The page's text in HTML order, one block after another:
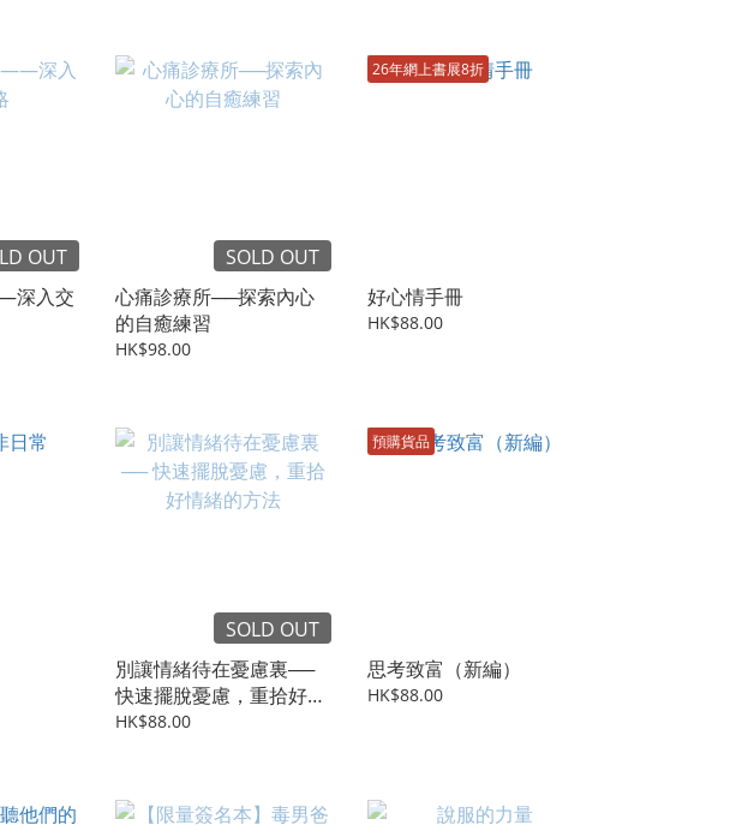
OUT
深入交
SOLD OUT
心痛診療所──探索內心
的自癒練習
HK$98.00
26年網上書展8折
好心情手冊
HK$88.00
SOLD OUT
別讓情緒待在憂慮裏──
快速擺脫憂慮，重拾好情
緒的方法
HK$88.00
預購貨品
思考致富（新編）
HK$88.00